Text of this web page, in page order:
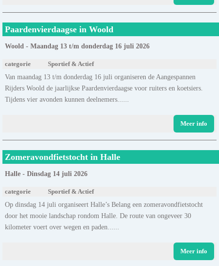
Paardenvierdaagse in Woold
Woold - Maandag 13 t/m donderdag 16 juli 2026
categorie Sportief & Actief
Van maandag 13 t/m donderdag 16 juli organiseren de Aangespannen
Rijders Woold de jaarlijkse Paardenvierdaagse voor ruiters en koetsiers.
Tijdens vier avonden kunnen deelnemers......
Meer info
Zomeravondfietstocht in Halle
Halle - Dinsdag 14 juli 2026
categorie Sportief & Actief
Op dinsdag 14 juli organiseert Halle’s Belang een zomeravondfietstocht
door het mooie landschap rondom Halle. De route van ongeveer 30
kilometer voert over wegen en paden......
Meer info